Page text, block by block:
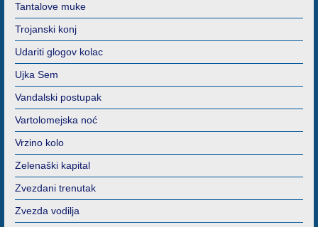
Tantalove muke
Trojanski konj
Udariti glogov kolac
Ujka Sem
Vandalski postupak
Vartolomejska noć
Vrzino kolo
Zelenaški kapital
Zvezdani trenutak
Zvezda vodilja